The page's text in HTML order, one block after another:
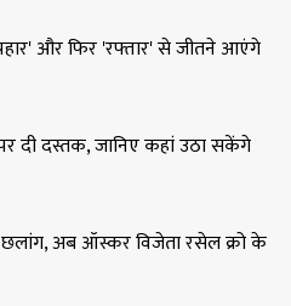
और फिर 'रफ्तार' से जीतने आएंगे
दी दस्तक, जानिए कहां उठा सकेंगे
छलांग, अब ऑस्कर विजेता रसेल क्रो के